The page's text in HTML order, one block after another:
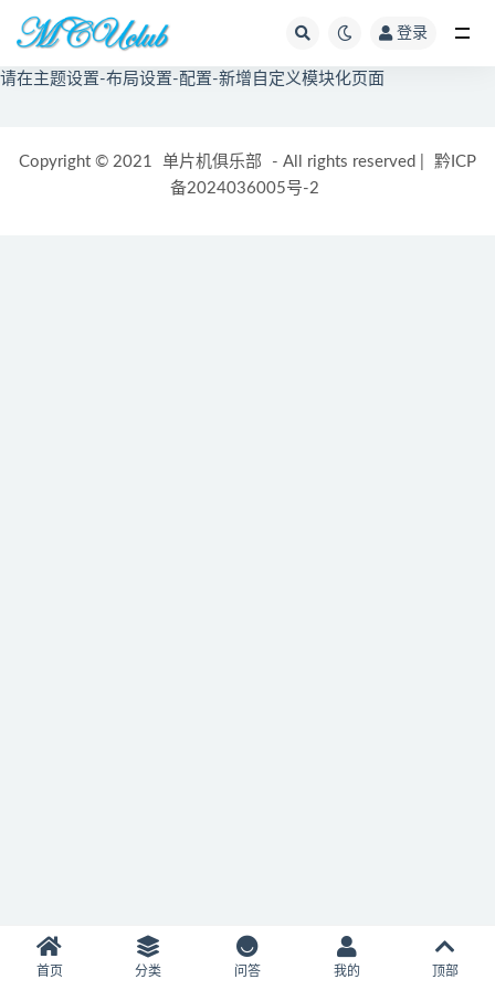
登录
请在主题设置-布局设置-配置-新增自定义模块化页面
Copyright © 2021 单片机俱乐部 - All rights reserved
黔ICP
备2024036005号-2
首页 分类 问答 我的 顶部